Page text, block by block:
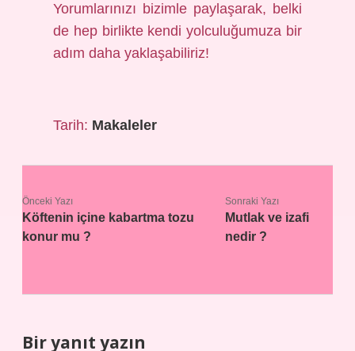
Yorumlarınızı bizimle paylaşarak, belki
de hep birlikte kendi yolculuğumuza bir
adım daha yaklaşabiliriz!
Tarih: Makaleler
Önceki Yazı
Köftenin içine kabartma tozu
konur mu ?
Sonraki Yazı
Mutlak ve izafi
nedir ?
Bir yanıt yazın